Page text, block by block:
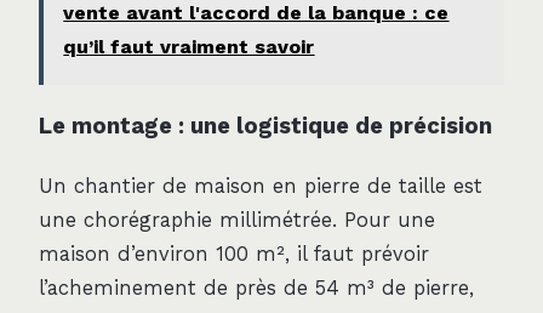
vente avant l'accord de la banque : ce
qu’il faut vraiment savoir
Le montage : une logistique de précision
Un chantier de maison en pierre de taille est
une chorégraphie millimétrée. Pour une
maison d’environ 100 m², il faut prévoir
l’acheminement de près de 54 m³ de pierre,